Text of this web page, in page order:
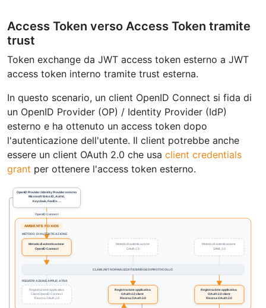
Access Token verso Access Token tramite
trust
Token exchange da JWT access token esterno a JWT
access token interno tramite trust esterna.
In questo scenario, un client OpenID Connect si fida di
un OpenID Provider (OP) / Identity Provider (IdP)
esterno e ha ottenuto un access token dopo
l'autenticazione dell'utente. Il client potrebbe anche
essere un client OAuth 2.0 che usa client credentials
grant per ottenere l'access token esterno.